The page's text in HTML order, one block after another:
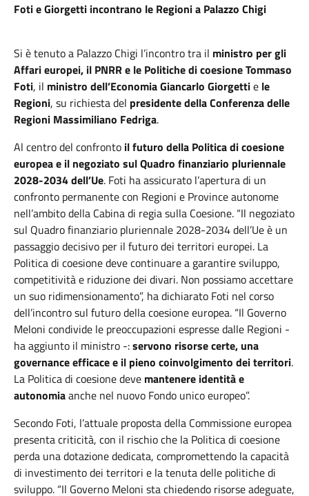
Foti e Giorgetti incontrano le Regioni a Palazzo Chigi
Si è tenuto a Palazzo Chigi l’incontro tra il ministro per gli
Affari europei, il PNRR e le Politiche di coesione Tommaso
Foti, il ministro dell’Economia Giancarlo Giorgettie le
Regioni, su richiesta del presidente della Conferenza delle
Regioni Massimiliano Fedriga.
Al centro del confronto il futuro della Politica di coesione
europea e il negoziato sul Quadro finanziario pluriennale
2028-2034 dell’Ue. Foti ha assicurato l’apertura di un
confronto permanente con Regioni e Province autonome
nell’ambito della Cabina di regia sulla Coesione. “Il negoziato
sul Quadro finanziario pluriennale 2028-2034 dell’Ue è un
passaggio decisivo per il futuro dei territori europei. La
Politica di coesione deve continuare a garantire sviluppo,
competitività e riduzione dei divari. Non possiamo accettare
un suo ridimensionamento”, ha dichiarato Foti nel corso
dell’incontro sul futuro della coesione europea. “Il Governo
Meloni condivide le preoccupazioni espresse dalle Regioni -
ha aggiunto il ministro -:servono risorse certe, una
governance efficace e il pieno coinvolgimento dei territori.
La Politica di coesione deve mantenere identità e
autonomiaanche nel nuovo Fondo unico europeo”.
Secondo Foti, l’attuale proposta della Commissione europea
presenta criticità, con il rischio che la Politica di coesione
perda una dotazione dedicata, compromettendo la capacità
di investimento dei territori e la tenuta delle politiche di
sviluppo. “Il Governo Meloni sta chiedendo risorse adeguate,